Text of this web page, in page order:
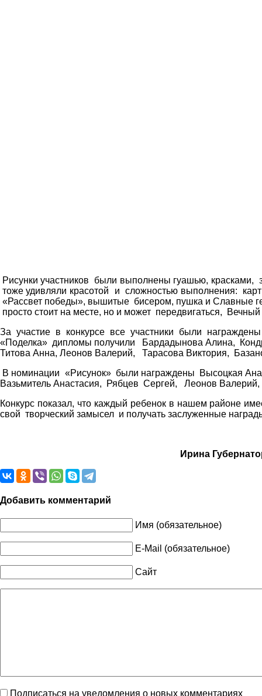
Рисунки участников были выполнены гуашью,
тоже удивляли красотой и сложностью выполнения:
«Рассвет победы», вышитые бисером, пушка и Славные
просто стоит на месте, но и может передвигаться,
За участие в конкурсе все участники были
«Поделка» дипломы получили Бардадынова Алина,
Титова Анна, Леонов Валерий, Тарасова Виктория,
В номинации «Рисунок» были награждены Высоцкая
Вазьмитель Анастасия, Рябцев Сергей, Леонов
Конкурс показал, что каждый ребенок в нашем районе
свой творческий замысел и получать заслуженные
Ирина
Добавить комментарий
Имя (обязательное)
E-Mail (обязательное)
Сайт
Подписаться на уведомления о новых комментариях